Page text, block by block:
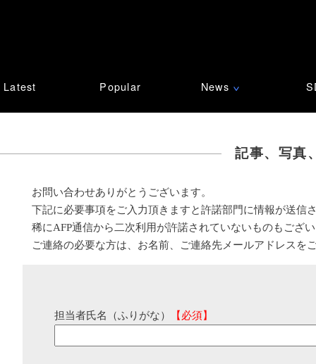
Latest Popular News ∨
記事、写真
お問い合わせありがとうございます。
下記に必要事項をご入力頂きますと許諾部門に情報が送信
稀にAFP通信から二次利用が許諾されていないものもござ
ご連絡の必要な方は、お名前、ご連絡先メールアドレスを
担当者氏名（ふりがな） 【必須】